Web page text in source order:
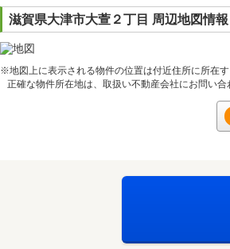
滋賀県大津市大萱２丁目 周辺地図情報
※地図上に表示される物件の位置は付近住所に所在
正確な物件所在地は、取扱い不動産会社にお問い合